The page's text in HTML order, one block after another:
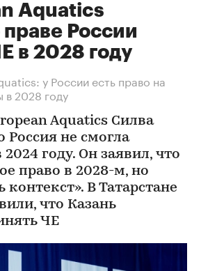
Aquatics
России
в 2028 году
у России есть право на
в 2028 году
Aquatics Силва
Россия не смогла
году. Он заявил, что
право в 2028-м, но
контекст». В Татарстане
что Казань
ЧЕ